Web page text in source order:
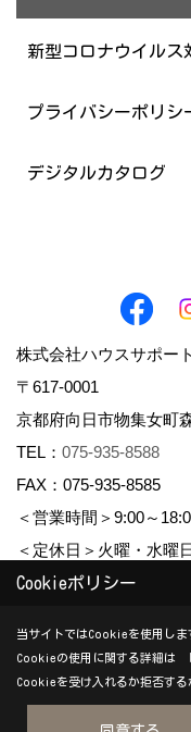
新型コロナウイルス
プライバシーポリシ
デジタルカタログ
株式会社ハウスサポー
〒617-0001
京都府向日市物集女町
TEL： 075-935-8588
FAX：075-935-8585
＜営業時間＞9:00～
＜定休日＞火曜・水曜
Copyright (c)
Produced byゴデスクリエ
Cookieポリシー
当サイトではCookieを使用しま
Cookieの使用に関する詳細は
Cookieを受け入れるか拒否する